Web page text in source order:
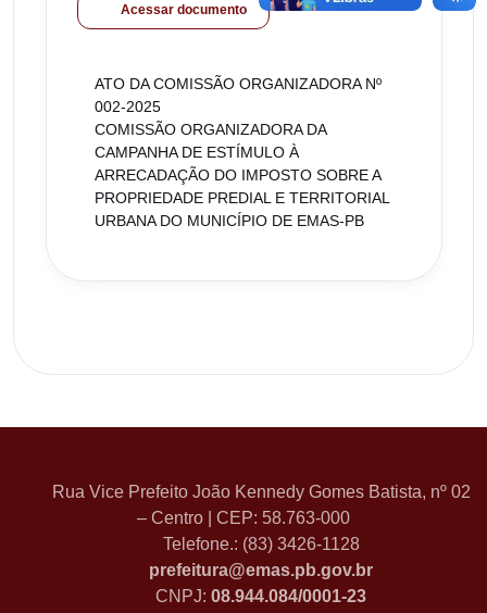
Acessar documento
ATO DA COMISSÃO ORGANIZADORA Nº
002-2025
COMISSÃO ORGANIZADORA DA
CAMPANHA DE ESTÍMULO À
ARRECADAÇÃO DO IMPOSTO SOBRE A
PROPRIEDADE PREDIAL E TERRITORIAL
URBANA DO MUNICÍPIO DE EMAS-PB
Rua Vice Prefeito João Kennedy Gomes Batista, nº 02
– Centro | CEP: 58.763-000
Telefone.: (83) 3426-1128
prefeitura@emas.pb.gov.br
CNPJ: 08.944.084/0001-23